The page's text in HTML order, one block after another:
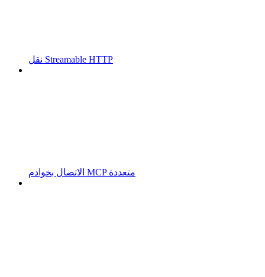
نقل Streamable HTTP
الاتصال بخوادم MCP متعددة